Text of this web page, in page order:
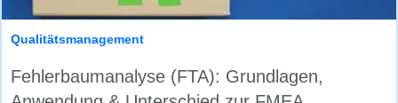
Qualitätsmanagement
Fehlerbaumanalyse (FTA): Grundlagen,